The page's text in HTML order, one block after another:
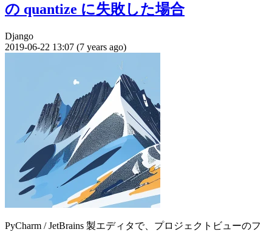
の quantize に失敗した場合
Django
2019-06-22 13:07 (7 years ago)
PyCharm / JetBrains 製エディタで、プロジェクトビューのフ